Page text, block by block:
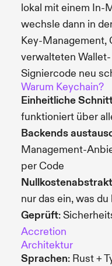
lokal mit einem In-
wechsle dann in
Key-Management,
verwalteten
Signiercode neu
Warum Keychain?
Einheitliche
funktioniert über
Backends
Management-
per Code
nur das ein, was
Geprüft:
Accretion
Architektur
Sprachen: Rust +